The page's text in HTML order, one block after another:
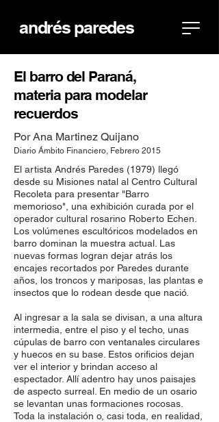
andrés paredes
El barro del Paraná,
materia para modelar
recuerdos
Por Ana Martinez Quijano
Diario Ámbito Financiero, Febrero 2015
El artista Andrés Paredes (1979) llegó
desde su Misiones natal al Centro Cultural
Recoleta para presentar "Barro
memorioso", una exhibición curada por el
operador cultural rosarino Roberto Echen.
Los volúmenes escultóricos modelados en
barro dominan la muestra actual. Las
nuevas formas logran dejar atrás los
encajes recortados por Paredes durante
años, los troncos y mariposas, las plantas e
insectos que lo rodean desde que nació.
Al ingresar a la sala se divisan, a una altura
intermedia, entre el piso y el techo, unas
cúpulas de barro con ventanales circulares
y huecos en su base. Estos orificios dejan
ver el interior y brindan acceso al
espectador. Allí adentro hay unos paisajes
de aspecto surreal. En medio de un osario
se levantan unas formaciones rocosas.
Toda la instalación o, casi toda, en realidad,